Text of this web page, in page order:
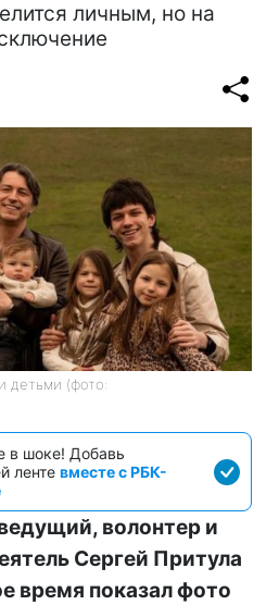
личным, но на
детьми (фото:
в шоке! Добавь
ленте вместе с РБК-
волонтер и
Сергей Притула
время показал фото